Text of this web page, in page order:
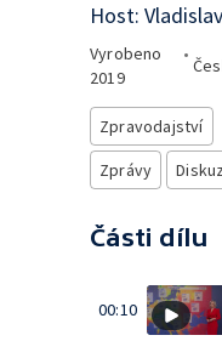
Host:
Vyrobeno
2019
•
Zpravodajství
Zprávy
Části dílu
00:10